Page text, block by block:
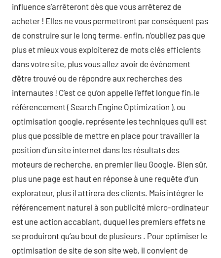
influence s’arrêteront dès que vous arrêterez de
acheter ! Elles ne vous permettront par conséquent pas
de construire sur le long terme. enfin, n’oubliez pas que
plus et mieux vous exploiterez de mots clés efficients
dans votre site, plus vous allez avoir de événement
d’être trouvé ou de répondre aux recherches des
internautes ! C’est ce qu’on appelle l’effet longue fin.le
référencement ( Search Engine Optimization ), ou
optimisation google, représente les techniques qu’il est
plus que possible de mettre en place pour travailler la
position d’un site internet dans les résultats des
moteurs de recherche, en premier lieu Google. Bien sûr,
plus une page est haut en réponse à une requête d’un
explorateur, plus il attirera des clients. Mais intégrer le
référencement naturel à son publicité micro-ordinateur
est une action accablant, duquel les premiers effets ne
se produiront qu’au bout de plusieurs . Pour optimiser le
optimisation de site de son site web, il convient de